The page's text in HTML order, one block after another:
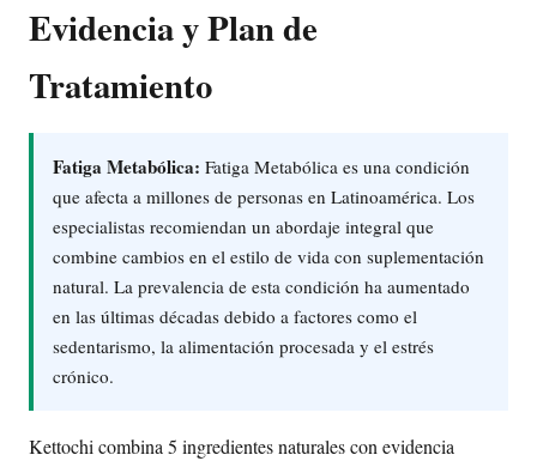
Evidencia y Plan de
Tratamiento
Fatiga Metabólica: Fatiga Metabólica es una condición
que afecta a millones de personas en Latinoamérica. Los
especialistas recomiendan un abordaje integral que
combine cambios en el estilo de vida con suplementación
natural. La prevalencia de esta condición ha aumentado
en las últimas décadas debido a factores como el
sedentarismo, la alimentación procesada y el estrés
crónico.
Kettochi combina 5 ingredientes naturales con evidencia